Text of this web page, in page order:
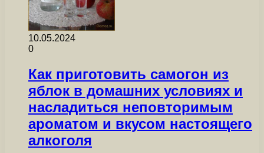
10.05.2024
0
Как приготовить самогон из
яблок в домашних условиях и
насладиться неповторимым
ароматом и вкусом настоящего
алкоголя